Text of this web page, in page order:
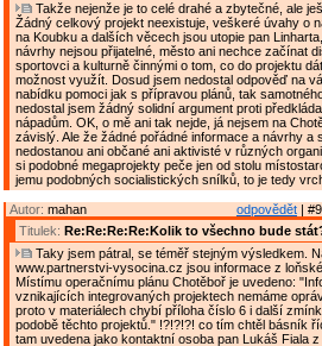
Takže nejenže je to celé drahé a zbytečné, ale
Žádný celkový projekt neexistuje, veškeré úvahy o
na Koubku a dalších věcech jsou utopie pan
návrhy nejsou přijatelné, město ani nechce začínat
sportovci a kulturně činnými o tom, co do projektu
možnost využít. Dosud jsem nedostal odpověď na
nabídku pomoci jak s přípravou plánů, tak
nedostal jsem žádný solidní argument proti
nápadům. OK, o mě ani tak nejde, já nejsem na
závislý. Ale že žádné pořádné informace a návrhy a
nedostanou ani občané ani aktivisté v různých
si podobné megaprojekty peče jen od stolu
jemu podobných socialistických snílků, to je tedy
odpovědět |
Autor: mahan
Titulek: Re:Re:Re:Re:Kolik to všechno bude
Taky jsem pátral, se téměř stejným výsledkem.
www.partnerstvi-vysocina.cz jsou informace z
Místímu operačnímu plánu Chotěboř je uvedeno:
vznikajících integrovaných projektech nemáme
proto v materiálech chybí příloha číslo 6 i další
podobě těchto projektů." !?!?!?! co tím chtěl básník
tam uvedena jako kontaktní osoba pan Lukáš Fiala